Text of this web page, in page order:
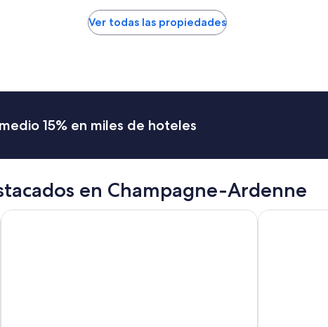
Ver todas las propiedades
15% en miles de hoteles
en Champagne-Ardenne
B&B Hotel Reims Centre Erlon La Caserne